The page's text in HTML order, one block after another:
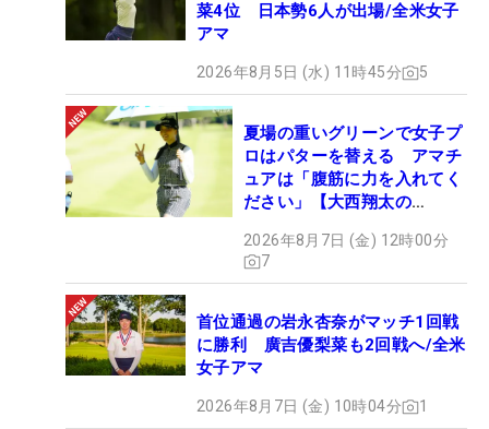
菜4位 日本勢6人が出場/全米女子
アマ
2026年8月5日 (水) 11時45分 5
夏場の重いグリーンで女子プ
ロはパターを替える アマチ
ュアは「腹筋に力を入れてく
ださい」【大西翔太の
2026年8月7日 (金) 12時00分
7
首位通過の岩永杏奈がマッチ1回戦
に勝利 廣吉優梨菜も2回戦へ/全米
女子アマ
2026年8月7日 (金) 10時04分 1